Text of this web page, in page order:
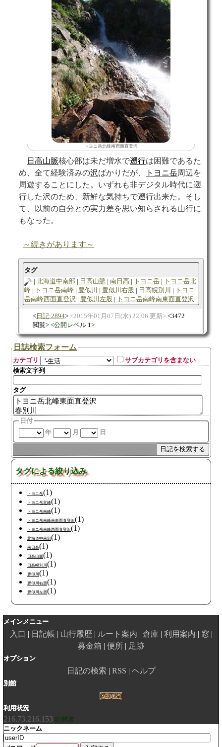
トヨニ岳北峰南西面直登沢
日高山脈核心部は未だ増水で遡行は困難であるた
め、全て経験済みの沢ばかりだが、 トヨニ岳周辺を
周遊することにした。いずれも非デジタル時代に遡
行した沢のため、新鮮な気持ちで遡行出来た。そし
て、以前の自分との実力差を思い知らされる山行に
もなった。
～続きがあります～
タグ
北海道中南部
日高山脈 南日高 トヨニ岳
トヨニ岳北
峰
トヨニ岳南峰 豊似川 豊似川右股 日高幌別川
トヨニ
岳南峰西面直登沢
豊似川左股 トヨニ岳南峰南東面直登沢
日記:2894 2015年01月07日(水) 22:06 更新
3472
閲覧
公開レベル 1
日誌検索フォーム
カテゴリ
サブカテゴリを含まない
検索文字列
タグ
日付
年
月 日
タグによる絞り込み
トヨニ岳(1)
トヨニ岳北峰(1)
トヨニ岳南峰(1)
トヨニ岳南峰南東面直登沢(1)
トヨニ岳南峰西面直登沢(1)
北海道中南部(1)
南日高(1)
日高山脈(1)
日高幌別川(1)
豊似川(1)
豊似川右股(1)
豊似川左股(1)
メインメニュー
入口 日記帳 山行履歴 ルート案内 倉庫 利用案内
窓
募金箱
便所 足跡
オプション
日記の検索 RSS ヘルプ
別館
利用状況
216.73.216.153 訪問者
ニックネーム